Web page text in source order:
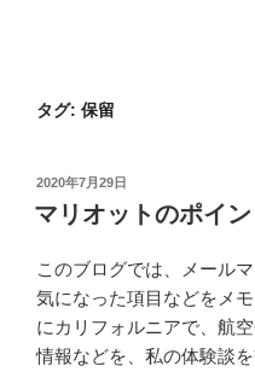
タグ: 保留
投
日:
2020年7月29日
マリオットのポイ
このブログでは、メール
気になった項目などをメ
にカリフォルニアで、航
情報などを、私の体験談を